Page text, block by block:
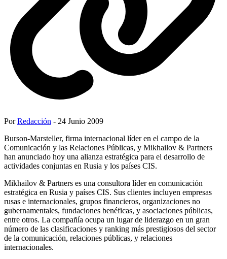
PorRedacción - 24 Junio 2009
Burson-Marsteller, firma internacional líder en el campo de la
Comunicación y las Relaciones Públicas, y Mikhailov & Partners
han anunciado hoy una alianza estratégica para el desarrollo de
actividades conjuntas en Rusia y los países CIS.
Mikhailov & Partners es una consultora líder en comunicación
estratégica en Rusia y países CIS. Sus clientes incluyen empresas
rusas e internacionales, grupos financieros, organizaciones no
gubernamentales, fundaciones benéficas, y asociaciones públicas,
entre otros. La compañía ocupa un lugar de liderazgo en un gran
número de las clasificaciones y ranking más prestigiosos del sector
de la comunicación, relaciones públicas, y relaciones
internacionales.